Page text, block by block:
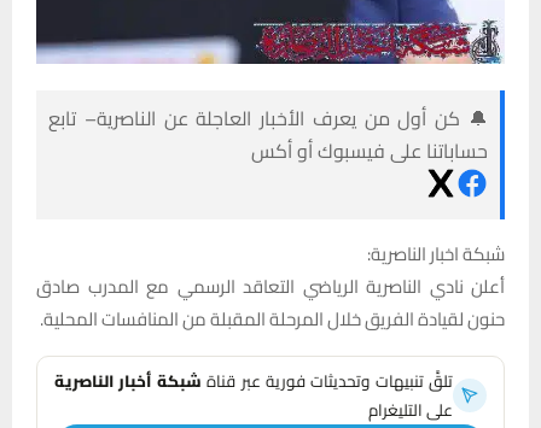
🔔 كن أول من يعرف الأخبار العاجلة عن الناصرية– تابع
حساباتنا على فيسبوك أو أكس
شبكة اخبار الناصرية:
أعلن نادي الناصرية الرياضي التعاقد الرسمي مع المدرب صادق
حنون لقيادة الفريق خلال المرحلة المقبلة من المنافسات المحلية.
تلقَّ تنبيهات وتحديثات فورية عبر قناةشبكة أخبار الناصرية
على التليغرام